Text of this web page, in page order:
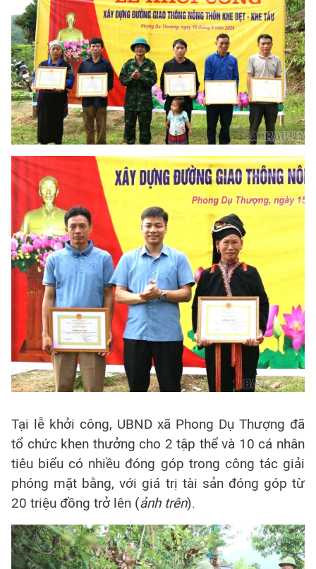
Tại lễ khởi công, UBND xã Phong Dụ Thượng đã
tổ chức khen thưởng cho 2 tập thể và 10 cá nhân
tiêu biểu có nhiều đóng góp trong công tác giải
phóng mặt bằng, với giá trị tài sản đóng góp từ
20 triệu đồng trở lên (ảnh trên).